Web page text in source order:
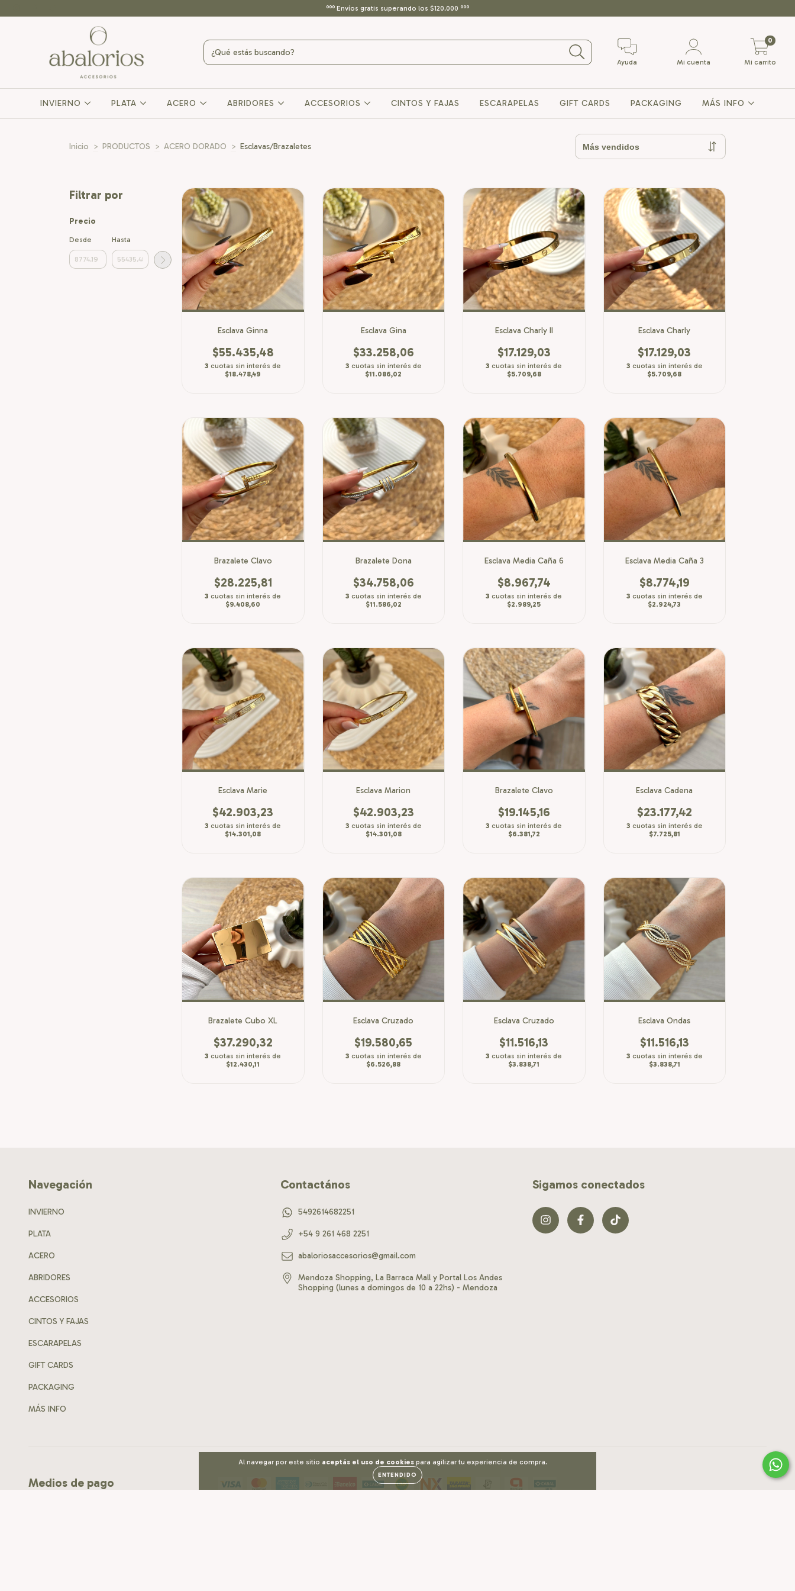
ººº Envíos gratis superando los $120.000 ººº
Ayuda Mi cuenta Mi carrito
0
INVIERNO PLATA ACERO ABRIDORES ACCESORIOS CINTOS Y FAJAS ESCARAPELAS GIFT CARDS PACKAGING MÁS INFO
Al navegar por este sitio aceptás el uso de cookies para agilizar tu experiencia de compra.
ENTENDIDO
Inicio > PRODUCTOS > ACERO DORADO > Esclavas/Brazaletes
Filtrar por
Precio
Desde Hasta
Esclava Ginna
$55.435,48
3 cuotas sin interés de
$18.478,49
Esclava Gina
$33.258,06
3 cuotas sin interés de
$11.086,02
Esclava Charly II
$17.129,03
3 cuotas sin interés de
$5.709,68
Esclava Charly
$17.129,03
3 cuotas sin interés de
$5.709,68
Brazalete Clavo
$28.225,81
3 cuotas sin interés de
$9.408,60
Brazalete Dona
$34.758,06
3 cuotas sin interés de
$11.586,02
Esclava Media Caña 6
$8.967,74
3 cuotas sin interés de
$2.989,25
Esclava Media Caña 3
$8.774,19
3 cuotas sin interés de
$2.924,73
Esclava Marie
$42.903,23
3 cuotas sin interés de
$14.301,08
Esclava Marion
$42.903,23
3 cuotas sin interés de
$14.301,08
Brazalete Clavo
$19.145,16
3 cuotas sin interés de
$6.381,72
Esclava Cadena
$23.177,42
3 cuotas sin interés de
$7.725,81
Brazalete Cubo XL
$37.290,32
3 cuotas sin interés de
$12.430,11
Esclava Cruzado
$19.580,65
3 cuotas sin interés de
$6.526,88
Esclava Cruzado
$11.516,13
3 cuotas sin interés de
$3.838,71
Esclava Ondas
$11.516,13
3 cuotas sin interés de
$3.838,71
Navegación
INVIERNO
PLATA
ACERO
ABRIDORES
ACCESORIOS
CINTOS Y FAJAS
ESCARAPELAS
GIFT CARDS
PACKAGING
MÁS INFO
Contactános
5492614682251
+54 9 261 468 2251
abaloriosaccesorios@gmail.com
Mendoza Shopping, La Barraca Mall y Portal Los Andes
Shopping (lunes a domingos de 10 a 22hs) - Mendoza
Sigamos conectados
Medios de pago